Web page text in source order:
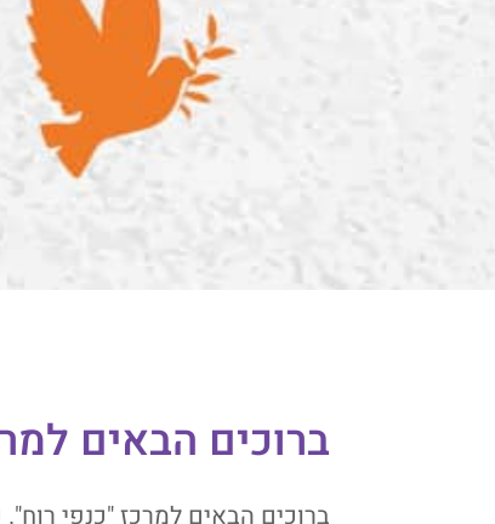
ברוכים הבאים
ברוכים הבאים למרכז "כנפי